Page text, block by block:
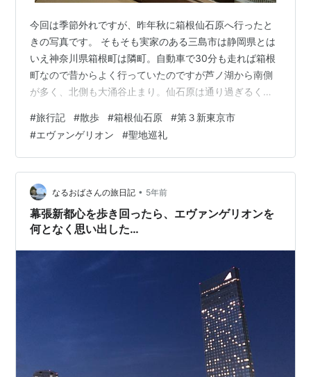
今回は季節外れですが、昨年秋に箱根仙石原へ行ったと
きの写真です。 そもそも実家のある三島市は静岡県とは
いえ神奈川県箱根町は隣町。自動車で30分も走れば箱根
町なので昔からよく行っていたのですが芦ノ湖から南側
が多く、北側も大涌谷止まり。仙石原は通り過ぎるくら
ので今回満を持して訪問することに決定。 コロナ感染が
落ち着いたのを見計らい、11月、実家に帰省する途中で
立ち寄る計画を実行。すると、東名高速の御殿場付近ま
で事故で大渋滞。復帰が見込めなかったので厚木から小
田原厚木道路を進むコースに。しかし、箱根新道で小田
原の麓付近から大渋滞。紅葉シーズンだという…
#旅行記 #散歩 #箱根仙石原 #第３新東京市
#エヴァンゲリオン #聖地巡礼
なるおばさんの旅日記 • 5年前
幕張新都心を歩き回ったら、エヴァンゲリオンを
何となく思い出した…